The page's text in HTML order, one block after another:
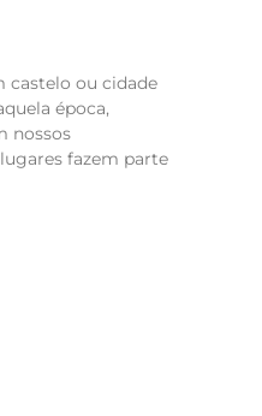
ou cidade
época,
nossos
fazem parte